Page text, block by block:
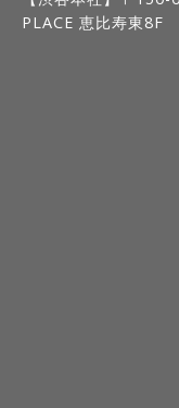
PLACE 恵比寿東8F